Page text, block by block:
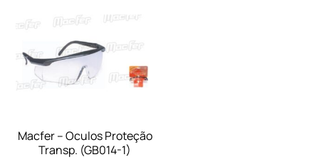
Macfer – Oculos Proteção
Transp. (GB014-1)